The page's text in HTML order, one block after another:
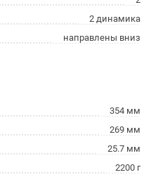
2 динамика
направлены вниз
354 мм
269 мм
25.7 мм
2200 г